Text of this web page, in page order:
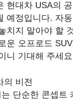
현대차 USA의
예정입니다. 자
치지 말아야 할
운 오프로드
니 기대해 주세
의 비전
단순한 콘셉트